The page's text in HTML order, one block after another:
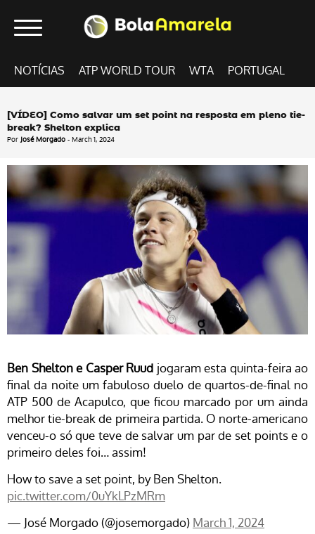
NOTÍCIAS ATP WORLD TOUR WTA PORTUGAL
[VÍDEO] Como salvar um set point na resposta em pleno tie-
break? Shelton explica
Por José Morgado - March 1, 2024
Ben Shelton e Casper Ruud jogaram esta quinta-feira ao
final da noite um fabuloso duelo de quartos-de-final no
ATP 500 de Acapulco, que ficou marcado por um ainda
melhor tie-break de primeira partida. O norte-americano
venceu-o só que teve de salvar um par de set points e o
primeiro deles foi… assim!
How to save a set point, by Ben Shelton.
pic.twitter.com/0uYkLPzMRm
— José Morgado (@josemorgado) March 1, 2024